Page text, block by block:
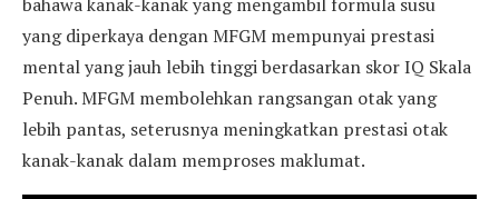
yang diperkaya dengan MFGM mempunyai prestasi
mental yang jauh lebih tinggi berdasarkan skor IQ Skala
Penuh. MFGM membolehkan rangsangan otak yang
lebih pantas, seterusnya meningkatkan prestasi otak
kanak-kanak dalam memproses maklumat.